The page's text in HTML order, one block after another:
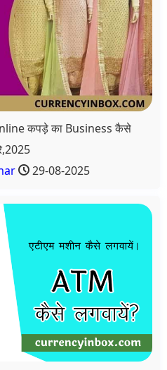
कपड़े का Business कैसे
29-08-2025